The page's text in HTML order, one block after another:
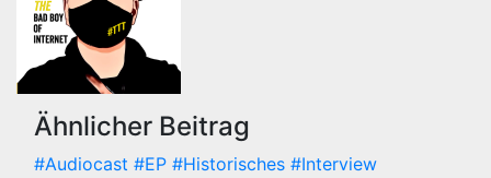
Ähnlicher Beitrag
#Audiocast #EP #Historisches #Interview